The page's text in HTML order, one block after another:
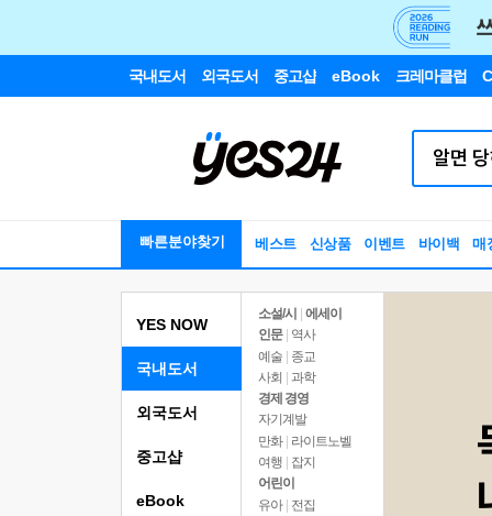
국내도서 외국도서 중고샵 eBook 크레마클럽
빠른분야찾기 베스트 신상품 이벤트 바이백 매
YES NOW
국내도서
소설/시
에세이
인문
역사
예술 | 종교
사회 | 과학
경제 경영
자기계발
만화 | 라이트노벨
여행
잡지
어린이
유아 | 전집
외국도서
중고샵
eBook